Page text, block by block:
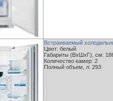
Встраиваемый
Цвет: белый
Габариты (ВxШxГ), см:
Количество камер: 2
Полный объем, л: 293